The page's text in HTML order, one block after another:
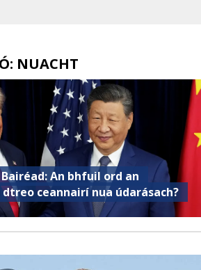
NUACHT
An bhfuil ord an
ceannairí nua údarásach?